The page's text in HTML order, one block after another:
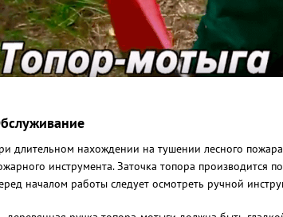
длительном нахождении на тушении лесного
инструмента. Заточка топора производится
началом работы следует осмотреть ручной